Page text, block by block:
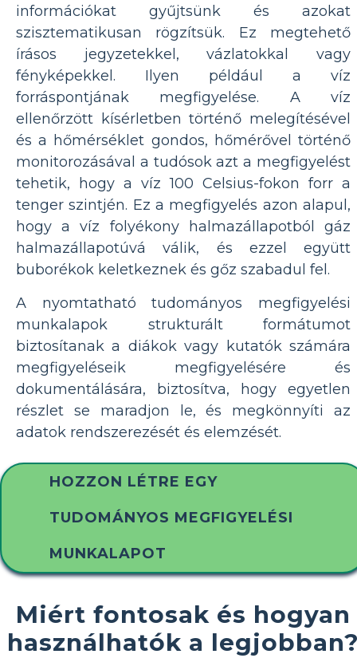
információkat gyűjtsünk és azokat
szisztematikusan rögzítsük. Ez megtehető
írásos jegyzetekkel, vázlatokkal vagy
fényképekkel. Ilyen például a víz
forráspontjának megfigyelése. A víz
ellenőrzött kísérletben történő melegítésével
és a hőmérséklet gondos, hőmérővel történő
monitorozásával a tudósok azt a megfigyelést
tehetik, hogy a víz 100 Celsius-fokon forr a
tenger szintjén. Ez a megfigyelés azon alapul,
hogy a víz folyékony halmazállapotból gáz
halmazállapotúvá válik, és ezzel együtt
buborékok keletkeznek és gőz szabadul fel.
A nyomtatható tudományos megfigyelési
munkalapok strukturált formátumot
biztosítanak a diákok vagy kutatók számára
megfigyeléseik megfigyelésére és
dokumentálására, biztosítva, hogy egyetlen
részlet se maradjon le, és megkönnyíti az
adatok rendszerezését és elemzését.
HOZZON LÉTRE EGY
TUDOMÁNYOS MEGFIGYELÉSI
MUNKALAPOT
Miért fontosak és hogyan
használhatók a